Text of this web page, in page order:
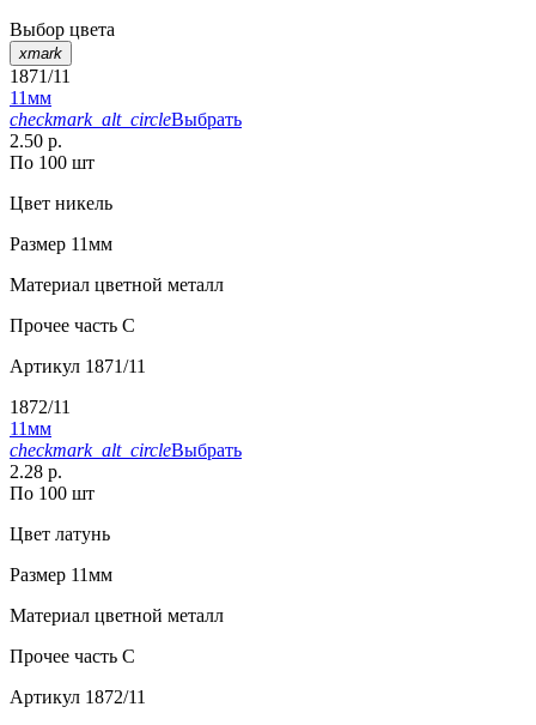
Выбор цвета
xmark
1871/11
11мм
checkmark_alt_circleВыбрать
2.50 р.
По 100 шт
Цвет никель
Размер 11мм
Материал цветной металл
Прочее часть С
Артикул 1871/11
1872/11
11мм
checkmark_alt_circleВыбрать
2.28 р.
По 100 шт
Цвет латунь
Размер 11мм
Материал цветной металл
Прочее часть С
Артикул 1872/11